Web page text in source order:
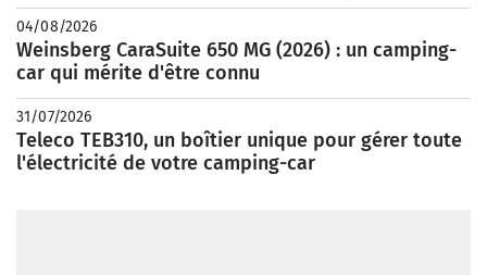
04/08/2026
Weinsberg CaraSuite 650 MG (2026) : un camping-
car qui mérite d'être connu
31/07/2026
Teleco TEB310, un boîtier unique pour gérer toute
l'électricité de votre camping-car